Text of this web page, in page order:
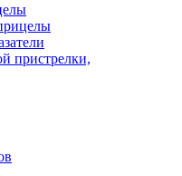
пристрелки,